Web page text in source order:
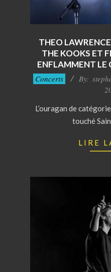
THEO
THE KOOKS ET
ENFLAMMENT LE
2017-
Concerts By:
L’ouragan de
touché
LIRE